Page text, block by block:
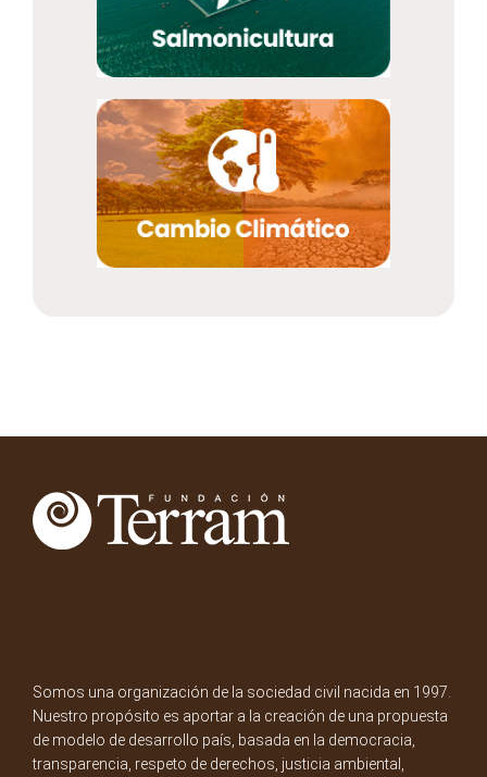
Somos una organización de la sociedad civil nacida en 1997.
Nuestro propósito es aportar a la creación de una propuesta
de modelo de desarrollo país, basada en la democracia,
transparencia, respeto de derechos, justicia ambiental,